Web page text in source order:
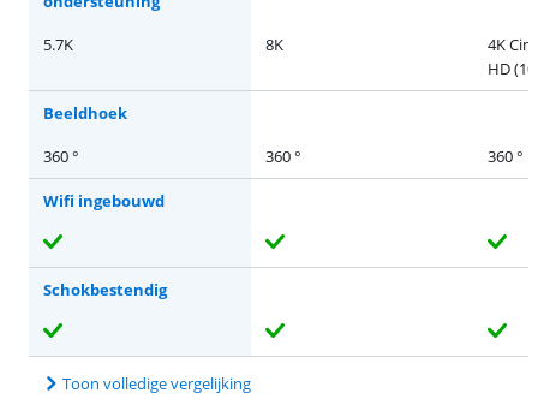
5.7K
8K
4K
HD
Beeldhoek
360 °
360 ° 360 °
Wifi ingebouwd
Schokbestendig
Toon volledige vergelijking